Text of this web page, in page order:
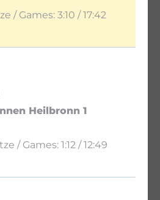
/ Games: 3:10 / 17:42
Heilbronn 1
/ Games: 1:12 / 12:49